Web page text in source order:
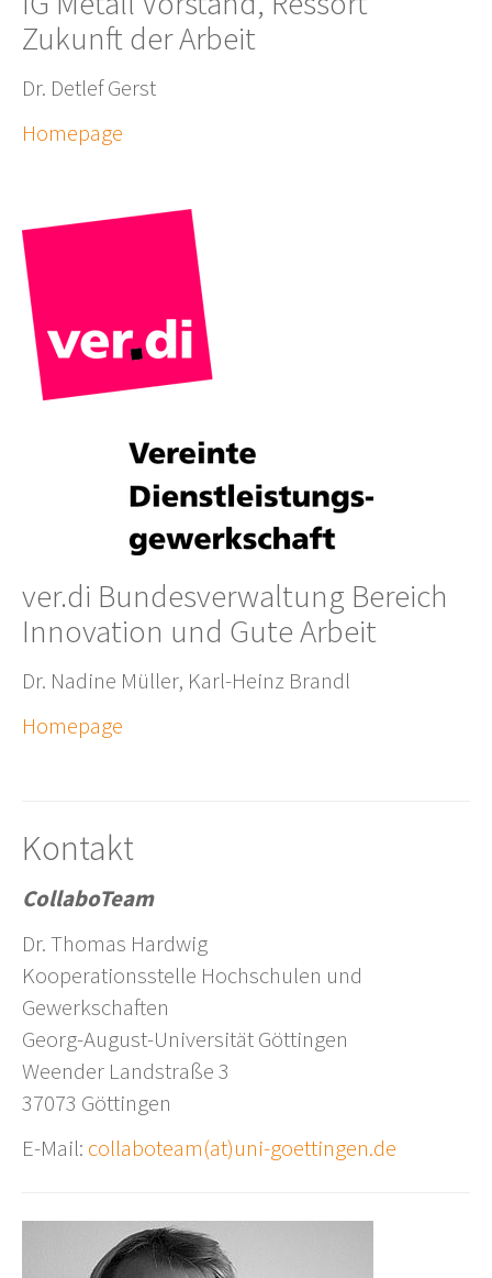
Zukunft der Arbeit
Dr. Detlef Gerst
Homepage
ver.di Bundesverwaltung Bereich
Innovation und Gute Arbeit
Dr. Nadine Müller, Karl-Heinz Brandl
Homepage
Kontakt
CollaboTeam
Dr. Thomas Hardwig
Kooperationsstelle Hochschulen und
Gewerkschaften
Georg-August-Universität Göttingen
Weender Landstraße 3
37073 Göttingen
E-Mail: collaboteam(at)uni-goettingen.de